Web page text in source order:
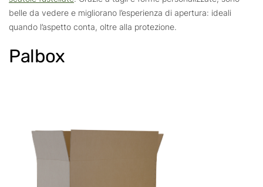
belle da vedere e migliorano l’esperienza di apertura: ideali
quando l’aspetto conta, oltre alla protezione.
Palbox